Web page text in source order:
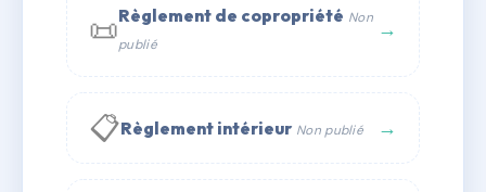
📜Règlement de copropriété Non
publié
→
📋Règlement intérieur Non publié →